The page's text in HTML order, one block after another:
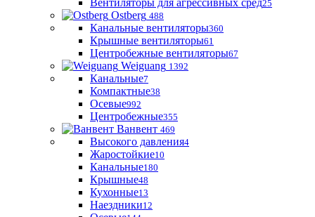
Вентиляторы для агрессивных сред25
Ostberg 488
Канальные вентиляторы360
Крышные вентиляторы61
Центробежные вентиляторы67
Weiguang 1392
Канальные7
Компактные38
Осевые992
Центробежные355
Ванвент 469
Высокого давления4
Жаростойкие10
Канальные180
Крышные48
Кухонные13
Наездники12